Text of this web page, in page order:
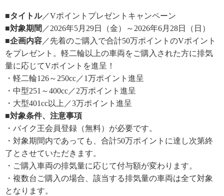
■タイトル／Vポイントプレゼントキャンペーン
■対象期間 ／2026年5月29日（金）～2026年6月28日（日）
■企画内容 ／先着のご購入で合計50万ポイントのVポイント
をプレゼント。軽二輪以上の車両をご購入された方に排気
量に応じてVポイントを進呈！
・軽二輪126～250cc／1万ポイント進呈
・中型251～400cc／2万ポイント進呈
・大型401cc以上／3万ポイント進呈
■対象条件、注意事項
・バイク王会員登録（無料）が必要です。
・対象期間内であっても、合計50万ポイントに達し次第終
了とさせていただきます。
・ご購入車両の排気量に応じて付与額が変わります。
・複数台ご購入の場合、該当する排気量の車両は全て対象
となります。